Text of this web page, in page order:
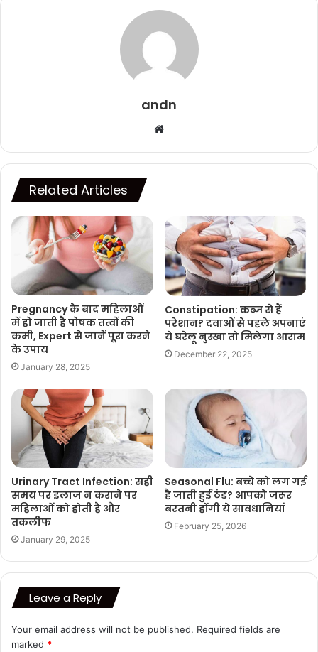
andn
Website
Related Articles
Pregnancy के बाद महिलाओं
में हो जाती है पोषक तत्वों की
कमी, Expert से जानें पूरा करने
के उपाय
January 28, 2025
Constipation: कब्ज से हैं
परेशान? दवाओं से पहले अपनाएं
ये घरेलू नुस्खा तो मिलेगा आराम
December 22, 2025
Urinary Tract Infection: सही
समय पर इलाज न कराने पर
महिलाओं को होती है और
तकलीफ
January 29, 2025
Seasonal Flu: बच्चे को लग गई
है जाती हुई ठंड? आपको जरूर
बरतनी होंगी ये सावधानियां
February 25, 2026
Leave a Reply
Your email address will not be published. Required fields are
marked *